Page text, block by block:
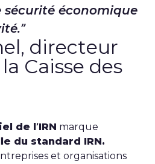
sécurité économique
directeur
Caisse des
de l’IRN marque
du standard IRN.
et organisations